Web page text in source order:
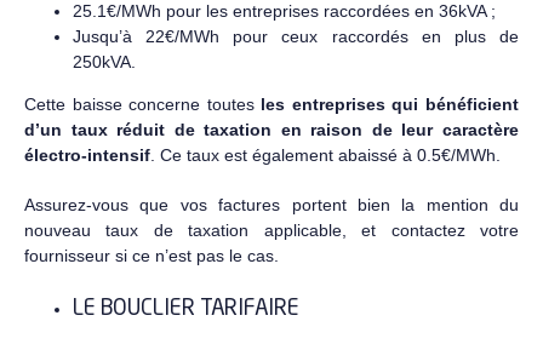
25.1€/MWh pour les entreprises raccordées en 36kVA ;
Jusqu’à 22€/MWh pour ceux raccordés en plus de
250kVA.
Cette baisse concerne toutes les entreprises qui bénéficient
d’un taux réduit de taxation en raison de leur caractère
électro-intensif. Ce taux est également abaissé à 0.5€/MWh.
Assurez-vous que vos factures portent bien la mention du
nouveau taux de taxation applicable, et contactez votre
fournisseur si ce n’est pas le cas.
LE BOUCLIER TARIFAIRE